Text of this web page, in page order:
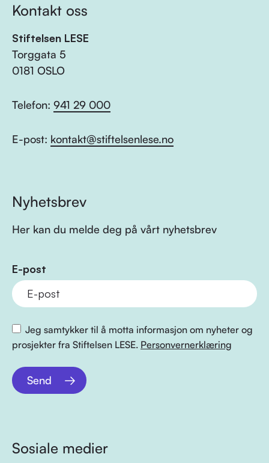
Kontakt oss
Stiftelsen LESE
Torggata 5
0181 OSLO
Telefon: 941 29 000
E-post: kontakt@stiftelsenlese.no
Nyhetsbrev
Her kan du melde deg på vårt nyhetsbrev
E-post
Jeg samtykker til å motta informasjon om nyheter og
prosjekter fra Stiftelsen LESE. Personvernerklæring
Send
Sosiale medier